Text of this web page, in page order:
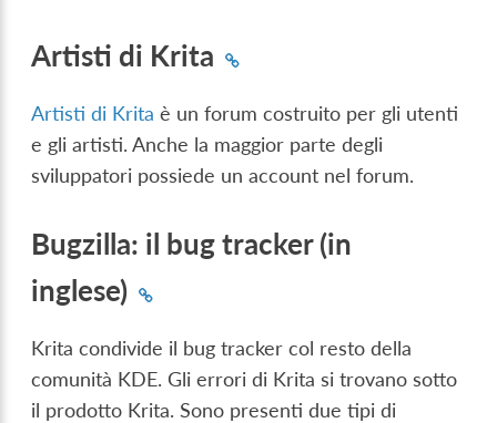
Artisti di Krita
Artisti di Krita è un forum costruito per gli utenti
e gli artisti. Anche la maggior parte degli
sviluppatori possiede un account nel forum.
Bugzilla: il bug tracker (in
inglese)
Krita condivide il bug tracker col resto della
comunità KDE. Gli errori di Krita si trovano sotto
il prodotto Krita. Sono presenti due tipi di